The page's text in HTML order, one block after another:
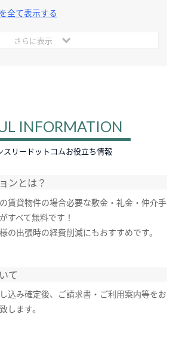
全て表示する
さらに表示
INFORMATION
スリードットコムお役立ち情報
ンとは？
賃貸物件の場合必要な敷金・礼金・仲介手
すべて無料です！
の出張時の経費削減にもおすすめです。
て
込み確定後、ご請求書・ご利用案内等をお
します。